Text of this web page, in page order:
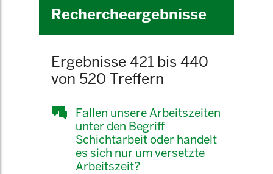
Rechercheergebnisse
Ergebnisse 421 bis 440
von 520 Treffern
Fallen unsere Arbeitszeiten
unter den Begriff
Schichtarbeit oder handelt
es sich nur um versetzte
Arbeitszeit?